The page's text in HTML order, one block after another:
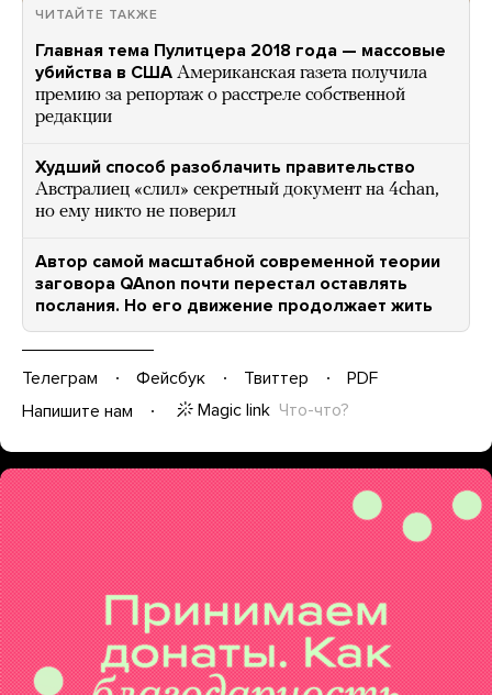
ЧИТАЙТЕ ТАКЖЕ
Главная тема Пулитцера 2018 года — массовые
убийства в США Американская газета получила
премию за репортаж о расстреле собственной
редакции
Худший способ разоблачить правительство
Австралиец «слил» секретный документ на 4chan,
но ему никто не поверил
Автор самой масштабной современной теории
заговора QAnon почти перестал оставлять
послания. Но его движение продолжает жить
Телеграм Фейсбук Твиттер
PDF
Напишите нам
Magic link Что-что?